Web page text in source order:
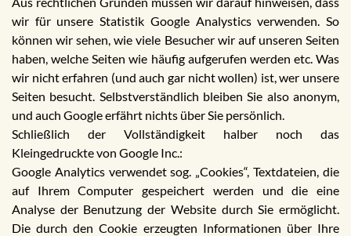
wir für unsere Statistik Google Analystics verwenden. So
können wir sehen, wie viele Besucher wir auf unseren Seiten
haben, welche Seiten wie häufig aufgerufen werden etc. Was
wir nicht erfahren (und auch gar nicht wollen) ist, wer unsere
Seiten besucht. Selbstverständlich bleiben Sie also anonym,
und auch Google erfährt nichts über Sie persönlich.
Schließlich der Vollständigkeit halber noch das
Kleingedruckte von Google Inc.:
Google Analytics verwendet sog. „Cookies“, Textdateien, die
auf Ihrem Computer gespeichert werden und die eine
Analyse der Benutzung der Website durch Sie ermöglicht.
Die durch den Cookie erzeugten Informationen über Ihre